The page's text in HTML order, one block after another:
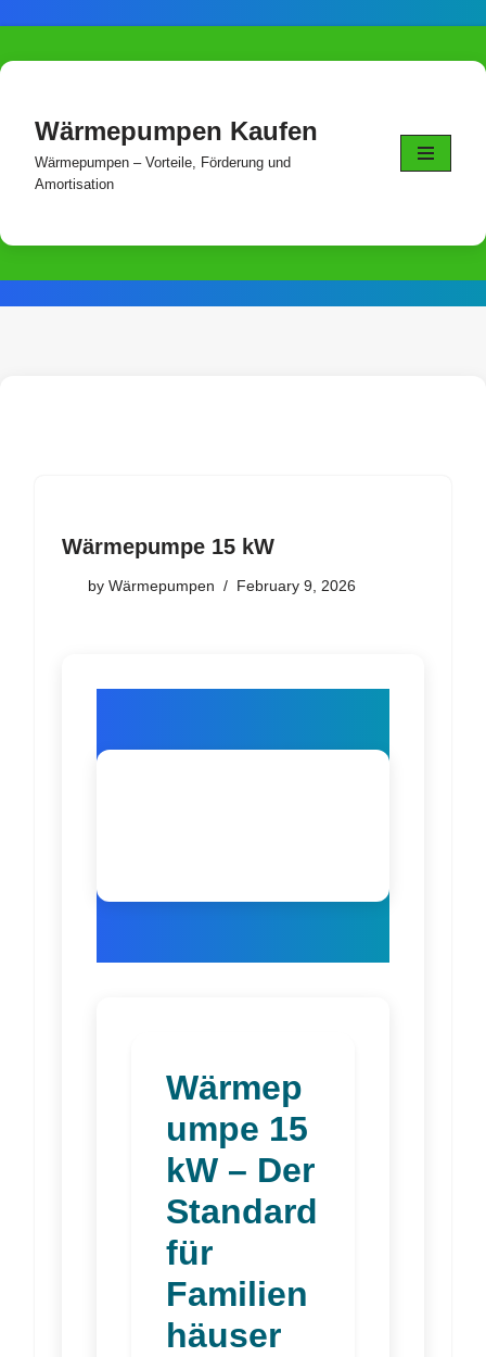
Skip
Wärmepumpen Kaufen
Wärmepumpen – Vorteile, Förderung und
Amortisation
Wärmepumpe 15 kW
by Wärmepumpen February 9, 2026
Wärmep
umpe 15
kW – Der
Standard
für
Familien
häuser